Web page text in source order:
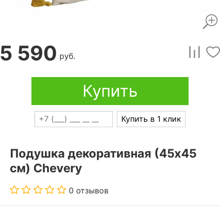
5 590 руб.
Купить
Купить в 1 клик
Подушка декоративная (45x45
см) Chevery
0 отзывов